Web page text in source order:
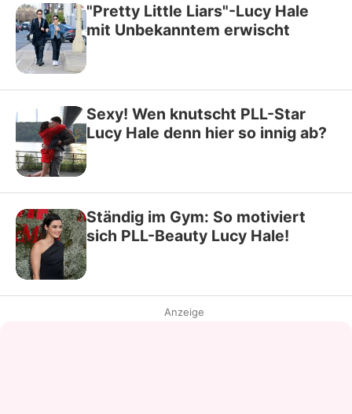
"Pretty Little Liars"-Lucy Hale
mit Unbekanntem erwischt
Sexy! Wen knutscht PLL-Star
Lucy Hale denn hier so innig ab?
Ständig im Gym: So motiviert
sich PLL-Beauty Lucy Hale!
Anzeige